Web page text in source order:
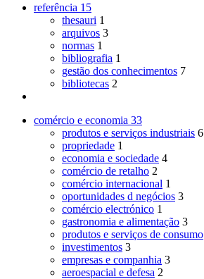
referência 15
thesauri 1
arquivos 3
normas 1
bibliografia 1
gestão dos conhecimentos 7
bibliotecas 2
comércio e economia 33
produtos e serviços industriais 6
propriedade 1
economia e sociedade 4
comércio de retalho 2
comércio internacional 1
oportunidades d negócios 3
comércio electrónico 1
gastronomia e alimentação 3
produtos e serviços de consumo
investimentos 3
empresas e companhia 3
aeroespacial e defesa 2